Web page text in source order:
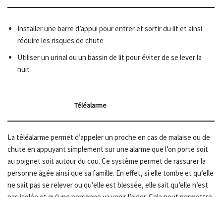
Installer une barre d’appui pour entrer et sortir du lit et ainsi
réduire les risques de chute
Utiliser un urinal ou un bassin de lit pour éviter de se lever la
nuit
Téléalarme
La téléalarme permet d’appeler un proche en cas de malaise ou de
chute en appuyant simplement sur une alarme que l’on porte soit
au poignet soit autour du cou. Ce système permet de rassurer la
personne âgée ainsi que sa famille. En effet, si elle tombe et qu’elle
ne sait pas se relever ou qu’elle est blessée, elle sait qu’elle n’est